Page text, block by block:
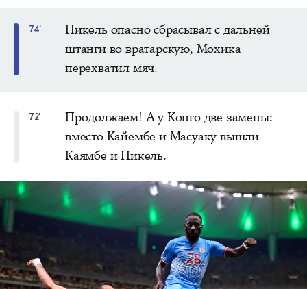
74'
Пикель опасно сбрасывал с дальней
штанги во вратарскую, Мохика
перехватил мяч.
72'
Продолжаем! А у Конго две замены:
вместо Кайембе и Масуаку вышли
Каямбе и Пикель.